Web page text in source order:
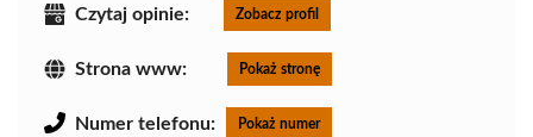
Czytaj opinie: Zobacz profil
Strona www: Pokaż stronę
Numer telefonu: Pokaż numer